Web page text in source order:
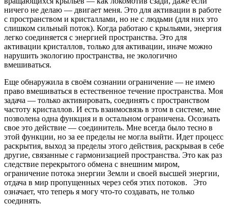
ничего не делаю — двигает меня. Это для активации в работе
с пространством и кристаллами, но не с людьми (для них это
слишком сильный поток). Когда работаю с крыльями, энергия
легко соединяется с энергией пространства. Это для
активации кристаллов, только для активации, иначе можно
нарушить экологию пространства, не экологично
вмешиваться.
Еще обнаружила в своём сознании ограничение — не имею
право вмешиваться в естественное течение пространства. Моя
задача — только активировать, соединять с пространством
частоту кристаллов. И есть взаимосвязь в этом в системе, мне
позволена одна функция и в остальном ограничена. Осознать
свое это действие — соединитель. Мне всегда было тесно в
этой функции, но за ее пределы не могла выйти. Идет процесс
раскрытия, выход за пределы этого действия, раскрывая в себе
другие, связанные с гармонизацией пространства. Это как раз
следствие перекрытого обмена с внешним миром,
ограничение потока энергии Земли и своей высшей энергии,
отдача в мир пропущенных через себя этих потоков. Это
означает, что теперь я могу что-то создавать, не только
соединять.